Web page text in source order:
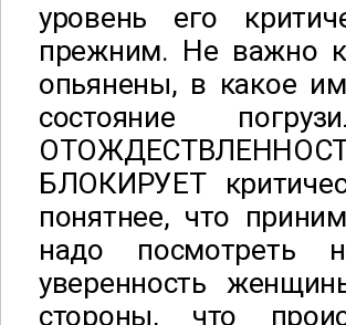
уровень его
прежним. Не важно
опьянены, в какое
состояние
БЛОКИРУЕТ
понятнее, что
надо
уверенность
стороны, что